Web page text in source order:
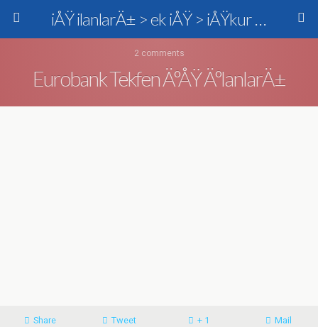
iÅŸ ilanlarÄ± > ek iÅŸ > iÅŸkur > personel alÄ±mÄ±
2 comments
Eurobank Tekfen Ä°ÅŸ Ä°lanlarÄ±
Share Tweet + 1 Mail